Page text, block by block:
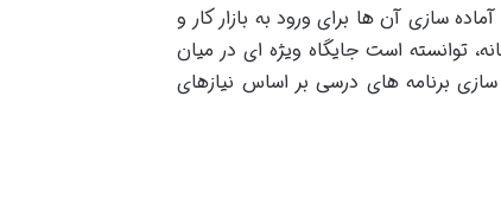
سازی آن ها برای ورود به بازار کار و
توانسته است جایگاه ویژه ای در میان
برنامه های درسی بر اساس نیازهای